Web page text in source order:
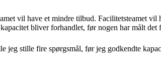
vil have et mindre tilbud. Facilitetsteamet vil
bliver forhandlet, før nogen har målt
jeg stille fire spørgsmål, før jeg godkendte